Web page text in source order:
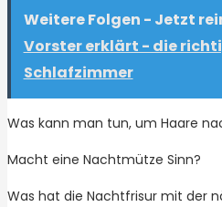
Weitere Folgen - Jetzt
Vorster erklärt - die
Schlafzimmer
Was kann man tun, um Haare
Macht eine Nachtmütze Sinn?
Was hat die Nachtfrisur mit der